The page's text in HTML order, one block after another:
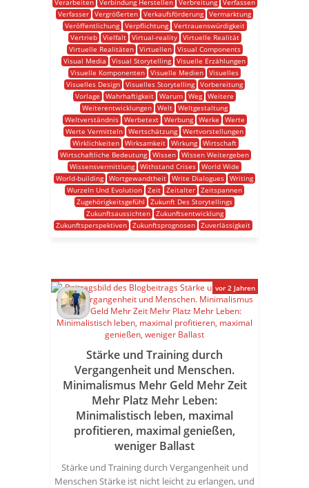
Verarbeiten Verbindung Herstellen Verbreitung
Verfassen
Verfasser Vergrößerten Verkaufsförderung Vermarktung
Veröffentlichung
Verpflichtung
Vertrauenswürdigkeit
Vertrieb
Vielfalt Virtual-reality
Virtuelle Realität
Virtuelle Realitäten
Virtuellen
Visual Components
Visual Media
Visual Storytelling Visuelle Erzählungen
Visuelle Komponenten Visuelle Medien Visuelles
Visuelles Design Visuelles Storytelling Vorbereitung
Vorlage
Wahrhaftigkeit Warum Weg Weitere
Weiterentwicklungen
Welt
Weltgestaltung
Weltverständnis
Werbetext Werbung Werke
Werte
Werte Vermitteln Wertschätzung Wertvorstellungen
Wirklichkeiten Wirksamkeit Wirkung Wirtschaft
Wirtschaftliche Bedeutung Wissen Wissen Weitergeben
Wissensvermittlung Withstand Crises World Wide
World-building Wortgewandtheit Write Dialogues Writing
Wurzeln Und Evolution Zeit Zeitalter Zeitspannen
Zugehörigkeitsgefühl
Zukunft Des Storytellings
Zukunftsaussichten
Zukunftsentwicklung
Zukunftsperspektiven
Zukunftsprognosen Zuverlässigkeit
Stärke und Training durch
Vergangenheit und Menschen.
Minimalismus Mehr Geld Mehr Zeit
Mehr Platz Mehr Leben:
Minimalistisch leben, maximal
profitieren, maximal genießen,
weniger Ballast
Stärke und Training durch Vergangenheit und
Menschen Stärke ist nicht leicht zu erlangen, und
vor 2 Jahren